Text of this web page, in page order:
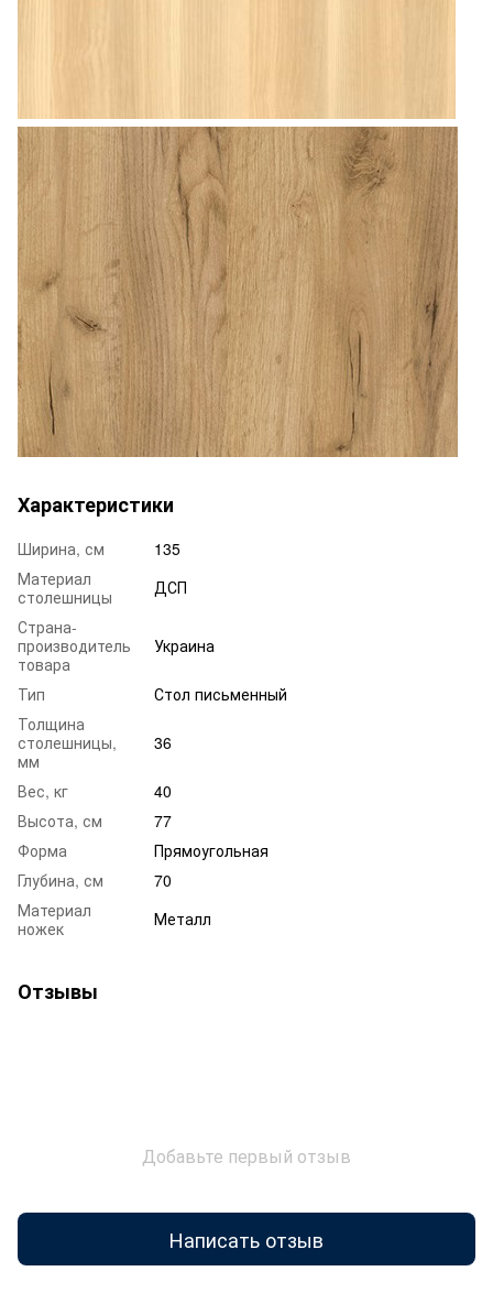
Характеристики
Ширина, см
135
Материал
столешницы
ДСП
Страна-
производитель
товара
Украина
Тип
Стол письменный
Толщина
столешницы,
мм
36
Вес, кг
40
Высота, см
77
Форма
Прямоугольная
Глубина, см
70
Материал
ножек
Металл
Отзывы
Добавьте первый отзыв
Написать отзыв